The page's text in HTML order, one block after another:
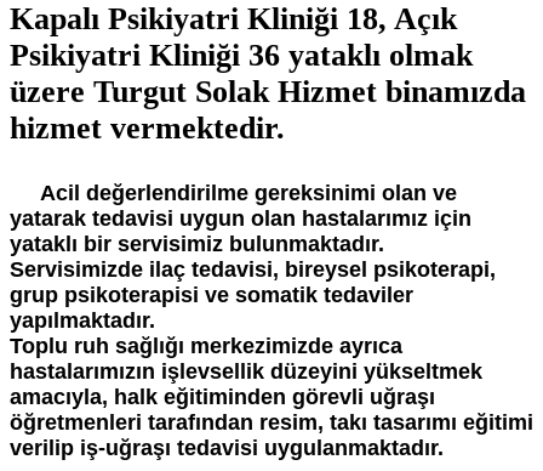
Kapalı Psikiyatri Kliniği 18, Açık
Psikiyatri Kliniği 36 yataklı olmak
üzere Turgut Solak Hizmet binamızda
hizmet vermektedir.
Acil değerlendirilme gereksinimi olan ve
yatarak tedavisi uygun olan hastalarımız için
yataklı bir servisimiz bulunmaktadır.
Servisimizde ilaç tedavisi, bireysel psikoterapi,
grup psikoterapisi ve somatik tedaviler
yapılmaktadır.
Toplu ruh sağlığı merkezimizde ayrıca
hastalarımızın işlevsellik düzeyini yükseltmek
amacıyla, halk eğitiminden görevli uğraşı
öğretmenleri tarafından resim, takı tasarımı eğitimi
verilip iş-uğraşı tedavisi uygulanmaktadır.